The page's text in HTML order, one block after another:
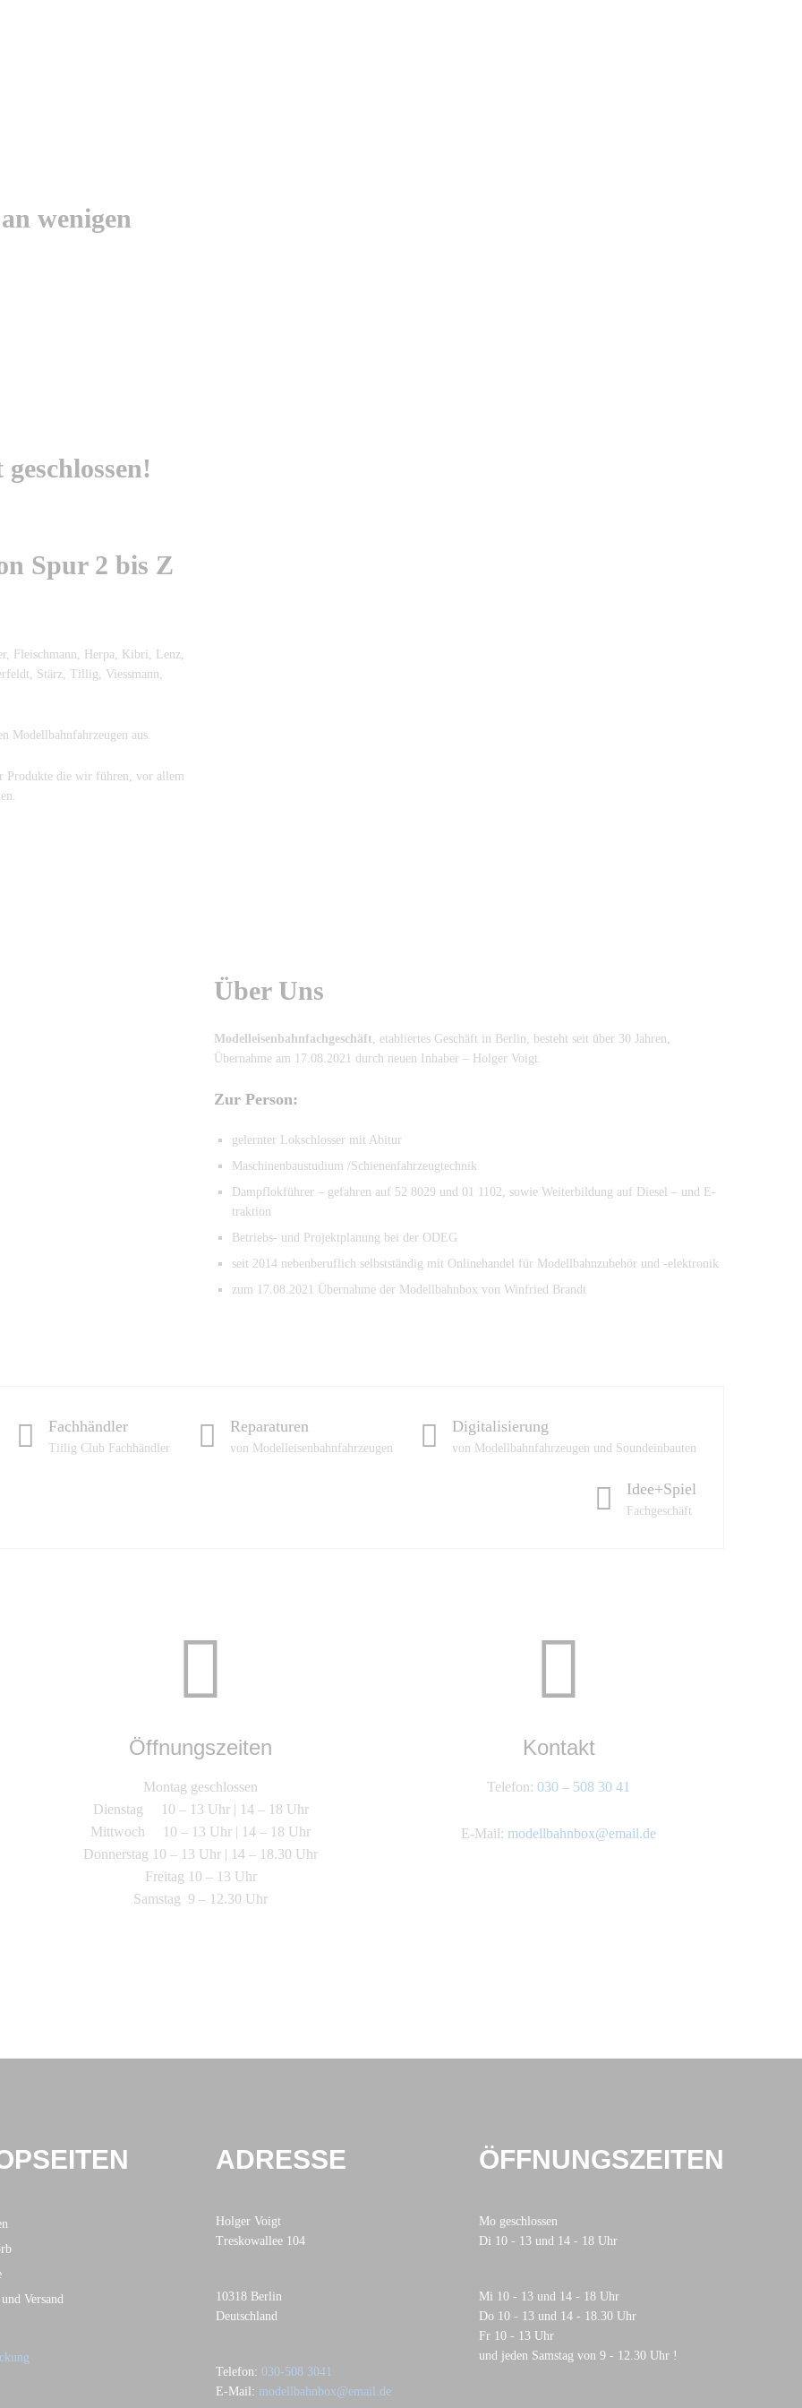
wenigen
Spur 2 bis Z
Fleischmann, Herpa, Kibri, Lenz,
Stärz, Tillig, Viessmann,
Modellbahnfahrzeugen aus.
Produkte die wir führen, vor allem
Über Uns
Modelleisenbahnfachgeschäft, etabliertes Geschäft in Berlin, besteht seit über 30 Jahren,
Übernahme am 17.08.2021 durch neuen Inhaber – Holger Voigt.
Zur Person:
gelernter Lokschlosser mit Abitur
Maschinenbaustudium /Schienenfahrzeugtechnik
Dampflokführer – gefahren auf 52 8029 und 01 1102, sowie Weiterbildung auf Diesel – und E-
traktion
Betriebs- und Projektplanung bei der ODEG
seit 2014 nebenberuflich selbstständig mit Onlinehandel für Modellbahnzubehör und -elektronik
zum 17.08.2021 Übernahme der Modellbahnbox von Winfried Brandt
Fachhändler
Tiilig Club Fachhändler
Reparaturen
von Modelleisenbahnfahrzeugen
Digitalisierung
von Modellbahnfahrzeugen und Soundeinbauten
Idee+Spiel
Fachgeschäft
Öffnungszeiten
Montag geschlossen
Dienstag 10 – 13 Uhr | 14 – 18 Uhr
Mittwoch 10 – 13 Uhr | 14 – 18 Uhr
Donnerstag 10 – 13 Uhr | 14 – 18.30 Uhr
Freitag 10 – 13 Uhr
Samstag 9 – 12.30 Uhr
Kontakt
Telefon: 030 – 508 30 41
E-Mail: modellbahnbox@email.de
Versand
ADRESSE
Holger Voigt
Treskowallee 104
10318 Berlin
Deutschland
Telefon:030-508 3041
E-Mail: modellbahnbox@email.de
ÖFFNUNGSZEITEN
Mo geschlossen
Di 10 - 13 und 14 - 18 Uhr
Mi 10 - 13 und 14 - 18 Uhr
Do 10 - 13 und 14 - 18.30 Uhr
Fr 10 - 13 Uhr
und jeden Samstag von 9 - 12.30 Uhr !